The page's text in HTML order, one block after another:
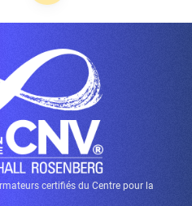
certifiés du Centre pour la